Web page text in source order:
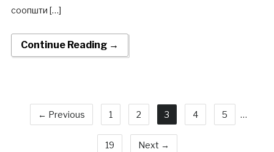
соопшти […]
Continue Reading →
← Previous 1 2 3 4 5 …
19 Next →